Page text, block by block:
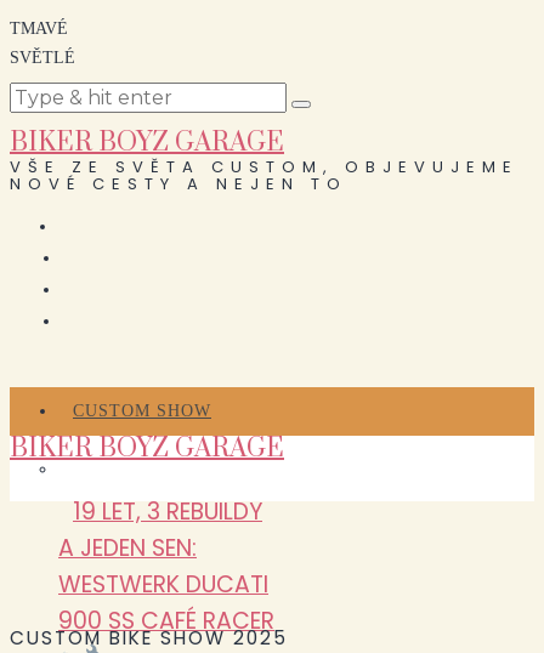
TMAVÉ
SVĚTLÉ
BIKER BOYZ GARAGE
VŠE ZE SVĚTA CUSTOM, OBJEVUJEME
NOVÉ CESTY A NEJEN TO
CUSTOM SHOW
19 LET, 3 REBUILDY
A JEDEN SEN:
WESTWERK DUCATI
900 SS CAFÉ RACER
BIKER BOYZ GARAGE
CUSTOM BIKE SHOW 2025